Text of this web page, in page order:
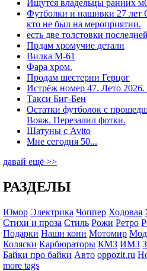
Ищутся владельцы ранних
Футболки и нашивки 27 лет
кто не был на мероприятии.
есть две толстовки
Прдам хромучие детали
Вилка М-61
Фара хром.
Продам шестерни Герцог
Истрёж номер 47. Лето 2026.
Такси Биг-Бен
Остатки футболок с
Вояж. Перезалил фотки.
Шатуны с Avito
Мне сегодня 50...
давай ещё >>
РАЗДЕЛЫ
Юмор Электрика Чоппер Ходовая
Стихи и проза Стиль Рожи Ретро
Подарки Наши кони Мотомир
Коляски Карбюраторы КМЗ ИМЗ
Байки про байки Авто oppozit.ru
more tags